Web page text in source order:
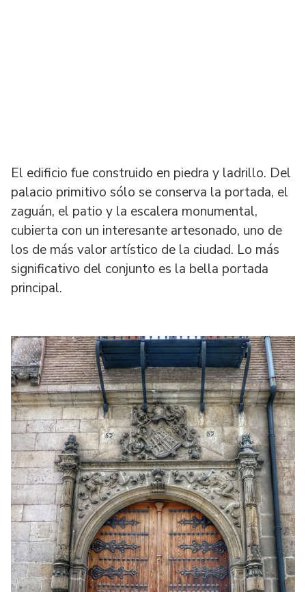
El edificio fue construido en piedra y ladrillo. Del
palacio primitivo sólo se conserva la portada, el
zaguán, el patio y la escalera monumental,
cubierta con un interesante artesonado, uno de
los de más valor artístico de la ciudad. Lo más
significativo del conjunto es la bella portada
principal.